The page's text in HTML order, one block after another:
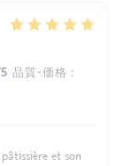
品質-価格 :
et son